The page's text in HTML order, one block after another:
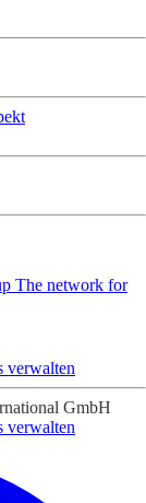
The network for
verwalten
GmbH
verwalten